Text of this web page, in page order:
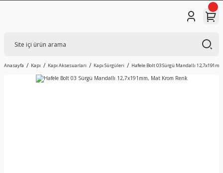
Anasayfa Kapı Kapı Aksesuarları Kapı Sürgüleri Hafele Bolt 03 Sürgü Mandallı